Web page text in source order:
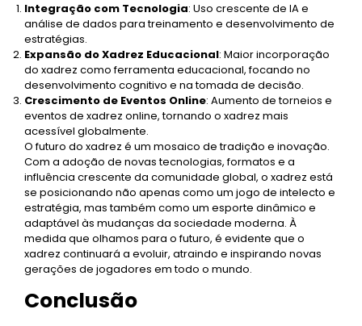
Integração com Tecnologia: Uso crescente de IA e
análise de dados para treinamento e desenvolvimento de
estratégias.
Expansão do Xadrez Educacional: Maior incorporação
do xadrez como ferramenta educacional, focando no
desenvolvimento cognitivo e na tomada de decisão.
Crescimento de Eventos Online: Aumento de torneios e
eventos de xadrez online, tornando o xadrez mais
acessível globalmente.
O futuro do xadrez é um mosaico de tradição e inovação.
Com a adoção de novas tecnologias, formatos e a
influência crescente da comunidade global, o xadrez está
se posicionando não apenas como um jogo de intelecto e
estratégia, mas também como um esporte dinâmico e
adaptável às mudanças da sociedade moderna. À
medida que olhamos para o futuro, é evidente que o
xadrez continuará a evoluir, atraindo e inspirando novas
gerações de jogadores em todo o mundo.
Conclusão